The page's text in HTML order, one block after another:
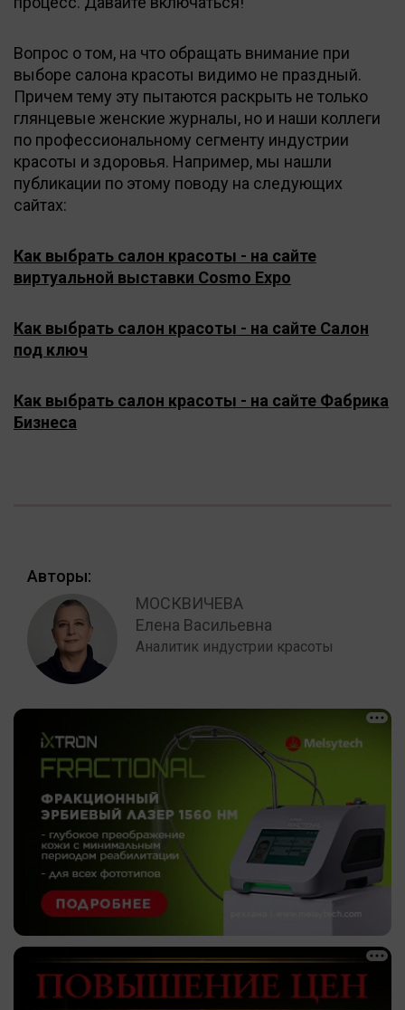
Вопрос о том, на что обращать внимание при
выборе салона красоты видимо не праздный.
Причем тему эту пытаются раскрыть не только
глянцевые женские журналы, но и наши коллеги
по профессиональному сегменту индустрии
красоты и здоровья. Например, мы нашли
публикации по этому поводу на следующих
сайтах:
Как выбрать салон красоты - на сайте
виртуальной выставки Cosmo Expo
Как выбрать салон красоты - на сайте Салон
под ключ
Как выбрать салон красоты - на сайте Фабрика
Бизнеса
Авторы:
МОСКВИЧЕВА
Елена Васильевна
Аналитик индустрии красоты